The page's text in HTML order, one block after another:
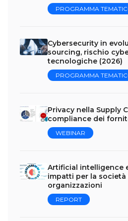
PROGRAMMA
Cybersecurity in
sourcing, rischio
tecnologiche (2026)
PROGRAMMA
Privacy nella Supply
compliance dei
WEBINAR
Artificial intelligence
impatti per la società
organizzazioni
REPORT